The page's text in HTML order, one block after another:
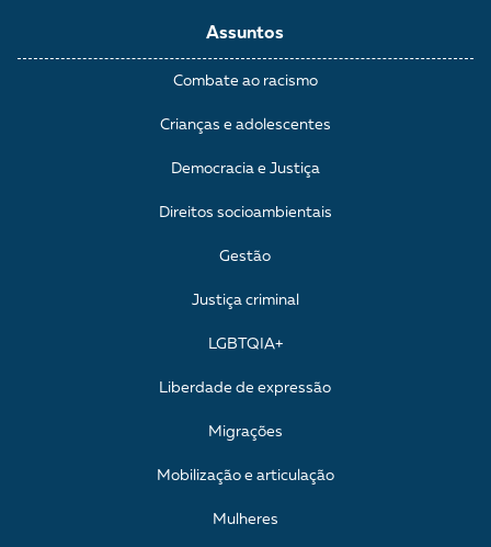
Assuntos
Combate ao racismo
Crianças e adolescentes
Democracia e Justiça
Direitos socioambientais
Gestão
Justiça criminal
LGBTQIA+
Liberdade de expressão
Migrações
Mobilização e articulação
Mulheres